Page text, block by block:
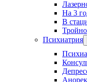
На 3
В
Психиатрия